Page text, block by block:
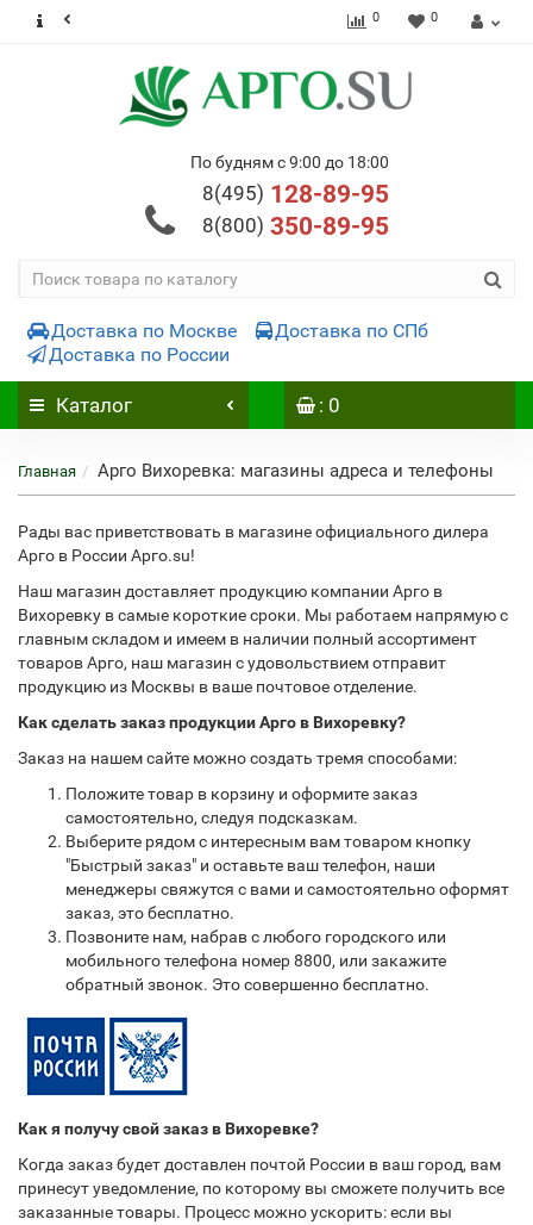
0 0
По будням с 9:00 до 18:00
8(495) 128-89-95
8(800) 350-89-95
Доставка по Москве
Доставка по СПб
Доставка по России
Каталог : 0
Главная Арго Вихоревка: магазины адреса и телефоны
Рады вас приветствовать в магазине официального дилера
Арго в России Арго.su!
Наш магазин доставляет продукцию компании Арго в
Вихоревку в самые короткие сроки. Мы работаем напрямую с
главным складом и имеем в наличии полный ассортимент
товаров Арго, наш магазин с удовольствием отправит
продукцию из Москвы в ваше почтовое отделение.
Как сделать заказ продукции Арго в Вихоревку?
Заказ на нашем сайте можно создать тремя способами:
Положите товар в корзину и оформите заказ
самостоятельно, следуя подсказкам.
Выберите рядом с интересным вам товаром кнопку
"Быстрый заказ" и оставьте ваш телефон, наши
менеджеры свяжутся с вами и самостоятельно оформят
заказ, это бесплатно.
Позвоните нам, набрав с любого городского или
мобильного телефона номер 8800, или закажите
обратный звонок. Это совершенно бесплатно.
Как я получу свой заказ в Вихоревке?
Когда заказ будет доставлен почтой России в ваш город, вам
принесут уведомление, по которому вы сможете получить все
заказанные товары. Процесс можно ускорить: если вы